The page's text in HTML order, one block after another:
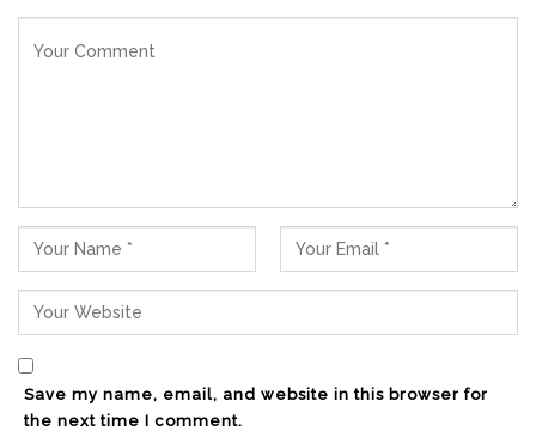
Save my name, email, and website in this browser for
the next time I comment.